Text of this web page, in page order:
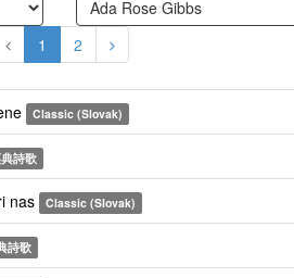
1 2
Classic (Slovak)
詩歌
nas Classic (Slovak)
詩歌